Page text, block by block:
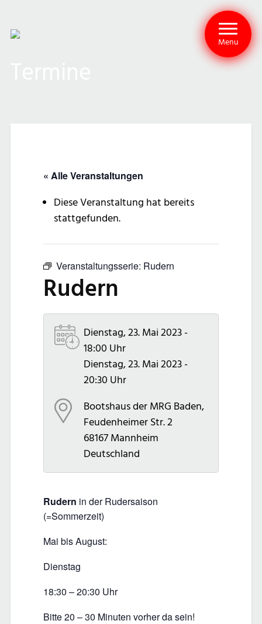
Menu
« Alle Veranstaltungen
Diese Veranstaltung hat bereits
stattgefunden.
Veranstaltungsserie: Rudern
Rudern
Dienstag, 23. Mai 2023 -
18:00 Uhr
Dienstag, 23. Mai 2023 -
20:30 Uhr
Bootshaus der MRG Baden,
Feudenheimer Str. 2
68167 Mannheim
Deutschland
Rudern in der Rudersaison
(=Sommerzeit)
Mai bis August:
Dienstag
18:30 – 20:30 Uhr
Bitte 20 – 30 Minuten vorher da sein!